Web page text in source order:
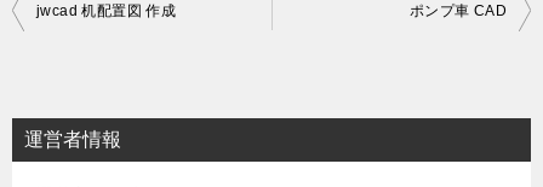
投
ビ
ゲ
jwcad 机配置図 作成 ポンプ車 CAD
運営者情報